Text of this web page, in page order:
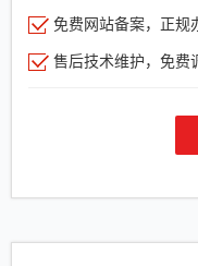
免费网站备案，正规
售后技术维护，免费